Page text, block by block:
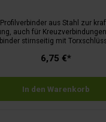
aus Stahl zur
auch für
stirnseitig mit
Anzugsmoment: 12
6,75 €*
In den Warenkorb